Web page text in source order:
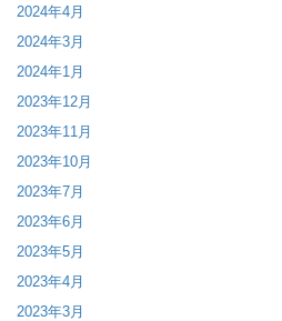
2024年4月
2024年3月
2024年1月
2023年12月
2023年11月
2023年10月
2023年7月
2023年6月
2023年5月
2023年4月
2023年3月